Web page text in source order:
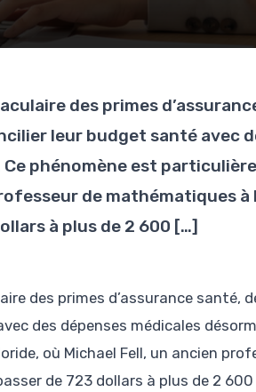
des primes
leur budget santé avec
phénomène est
de mathématiques
à plus de 2 600 […]
des primes d’assurance santé,
des dépenses médicales
où Michael Fell, un ancien
de 723 dollars à plus de 2